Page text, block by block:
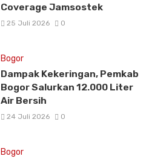
Coverage Jamsostek
25 Juli 2026 0
Bogor
Dampak Kekeringan, Pemkab
Bogor Salurkan 12.000 Liter
Air Bersih
24 Juli 2026 0
Bogor